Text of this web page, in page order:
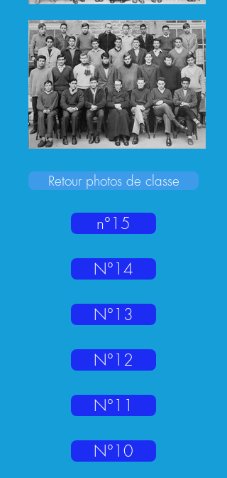
Retour photos de classe
n°15
N°14
N°13
N°12
N°11
N°10